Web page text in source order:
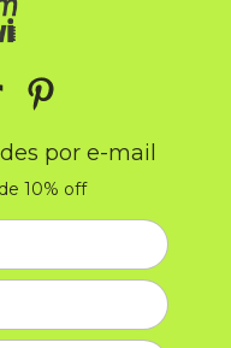
por e-mail
10% off